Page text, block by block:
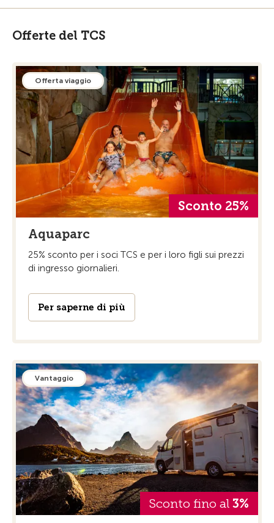
Offerte del TCS
Offerta viaggio
Sconto 25%
Aquaparc
25% sconto per i soci TCS e per i loro figli sui prezzi
di ingresso giornalieri.
Per saperne di più
Vantaggio
Sconto fino al 3%